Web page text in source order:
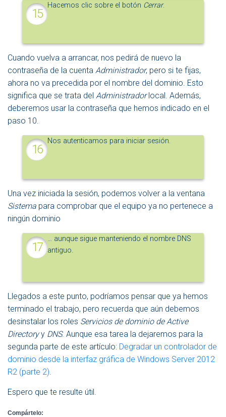
Hacemos clic sobre el botón Cerrar.
Cuando vuelva a arrancar, nos pedirá de nuevo la
contraseña de la cuenta Administrador, pero si te fijas,
ahora no va precedida por el nombre del dominio. Esto
significa que se trata del Administradorlocal. Además,
deberemos usar la contraseña que hemos indicado en el
paso 10.
Nos autenticamos para iniciar sesión.
Una vez iniciada la sesión, podemos volver a la ventana
Sistema para comprobar que el equipo ya no pertenece a
ningún dominio
… aunque sigue manteniendo el nombre DNS
antiguo.
Llegados a este punto, podríamos pensar que ya hemos
terminado el trabajo, pero recuerda que aún debemos
desinstalar los roles Servicios de dominio de Active
Directoryy DNS. Aunque esa tarea la dejaremos para la
segunda parte de este artículo: Degradar un controlador de
dominio desde la interfaz gráfica de Windows Server 2012
R2 (parte 2).
Espero que te resulte útil.
Compártelo: